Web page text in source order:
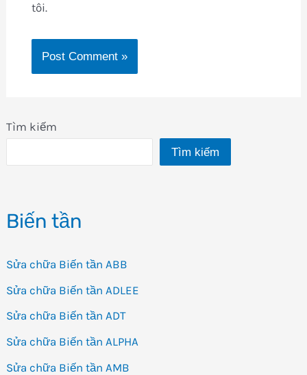
Tìm kiếm
Tìm kiếm
Biến tần
Sửa chữa Biến tần ABB
Sửa chữa Biến tần ADLEE
Sửa chữa Biến tần ADT
Sửa chữa Biến tần ALPHA
Sửa chữa Biến tần AMB
tôi.